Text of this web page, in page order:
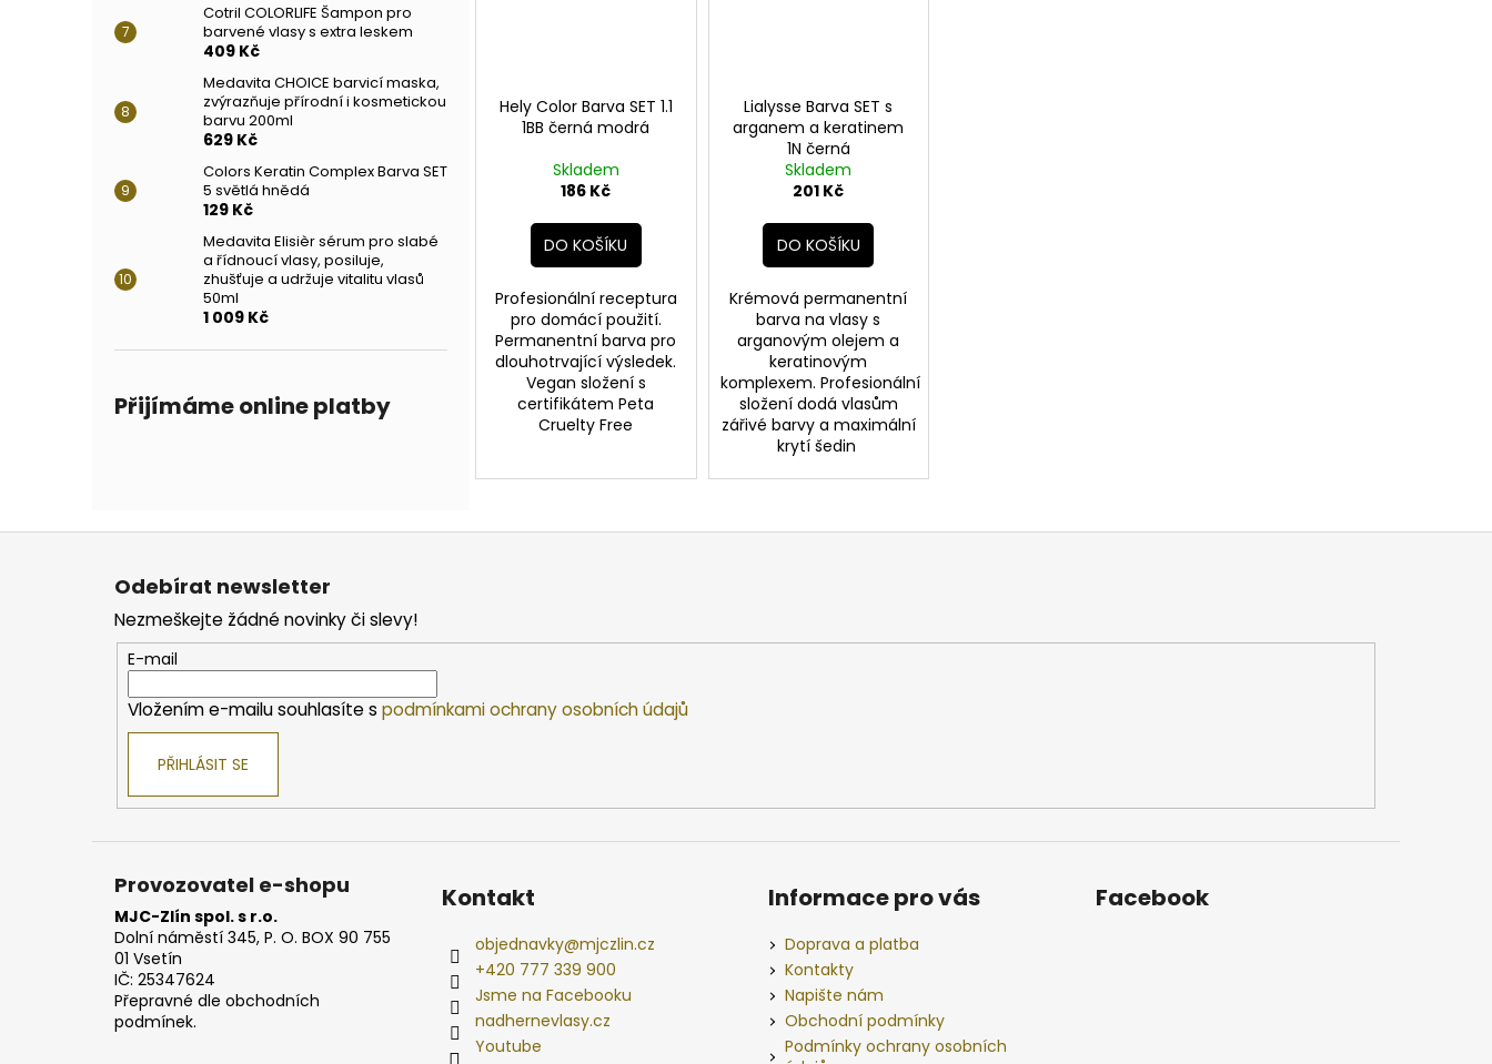
Cotril COLORLIFE Šampon pro
barvené vlasy s extra leskem
409 Kč
Medavita CHOICE barvicí maska,
zvýrazňuje přírodní i kosmetickou
barvu 200ml
629 Kč
Colors Keratin Complex Barva SET
5 světlá hnědá
129 Kč
Medavita Elisièr sérum pro slabé
a řídnoucí vlasy, posiluje,
zhušťuje a udržuje vitalitu vlasů
50ml
1 009 Kč
Přijímáme online platby
Hely Color Barva SET 1.1
1BB černá modrá
Skladem
186 Kč
DO KOŠÍKU
Profesionální receptura
pro domácí použití.
Permanentní barva pro
dlouhotrvající výsledek.
Vegan složení s
certifikátem Peta
Cruelty Free
Lialysse Barva SET s
arganem a keratinem
1N černá
Skladem
201 Kč
DO KOŠÍKU
Krémová permanentní
barva na vlasy s
arganovým olejem a
keratinovým
komplexem. Profesionální
složení dodá vlasům
zářivé barvy a maximální
krytí šedin
Z
Odebírat newsletter
Nezmeškejte žádné novinky či slevy!
E-mail
Vložením e-mailu souhlasíte s podmínkami ochrany osobních údajů
PŘIHLÁSIT SE
Provozovatel e-shopu
MJC-Zlín spol. s r.o.
Dolní náměstí 345, P. O. BOX 90 755
01 Vsetín
IČ: 25347624
Přepravné dle obchodních
podmínek.
Kontakt
objednavky@mjczlin.cz
+420 777 339 900
Jsme na Facebooku
nadhernevlasy.cz
Youtube
Informace pro vás
Doprava a platba
Kontakty
Napište nám
Obchodní podmínky
Podmínky ochrany osobních
Facebook